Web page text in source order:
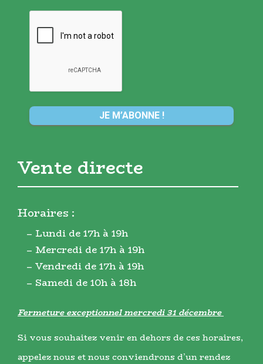
Vente directe
Horaires :
– Lundi de 17h à 19h
– Mercredi de 17h à 19h
– Vendredi de 17h à 19h
– Samedi de 10h à 18h
Fermeture exceptionnel mercredi 31 décembre
Si vous souhaitez venir en dehors de ces horaires,
appelez nous et nous conviendrons d’un rendez